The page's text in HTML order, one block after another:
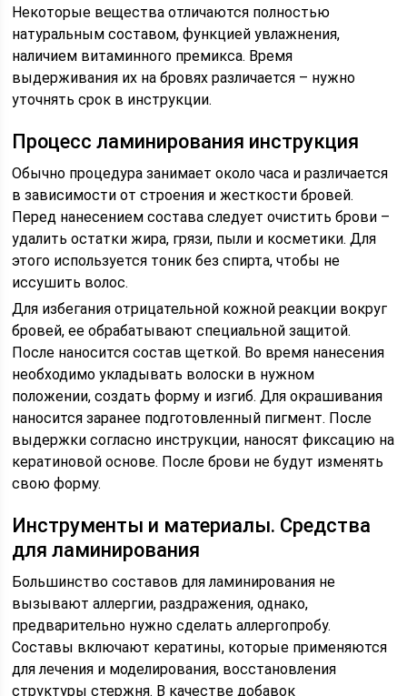
Некоторые вещества отличаются полностью
натуральным составом, функцией увлажнения,
наличием витаминного премикса. Время
выдерживания их на бровях различается – нужно
уточнять срок в инструкции.
Процесс ламинирования инструкция
Обычно процедура занимает около часа и различается
в зависимости от строения и жесткости бровей.
Перед нанесением состава следует очистить брови –
удалить остатки жира, грязи, пыли и косметики. Для
этого используется тоник без спирта, чтобы не
иссушить волос.
Для избегания отрицательной кожной реакции вокруг
бровей, ее обрабатывают специальной защитой.
После наносится состав щеткой. Во время нанесения
необходимо укладывать волоски в нужном
положении, создать форму и изгиб. Для окрашивания
наносится заранее подготовленный пигмент. После
выдержки согласно инструкции, наносят фиксацию на
кератиновой основе. После брови не будут изменять
свою форму.
Инструменты и материалы. Средства
для ламинирования
Большинство составов для ламинирования не
вызывают аллергии, раздражения, однако,
предварительно нужно сделать аллергопробу.
Составы включают кератины, которые применяются
для лечения и моделирования, восстановления
структуры стержня. В качестве добавок